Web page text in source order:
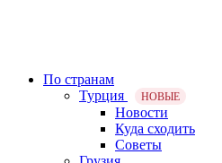
По странам
Турция
НОВЫЕ
Новости
Куда сходить
Советы